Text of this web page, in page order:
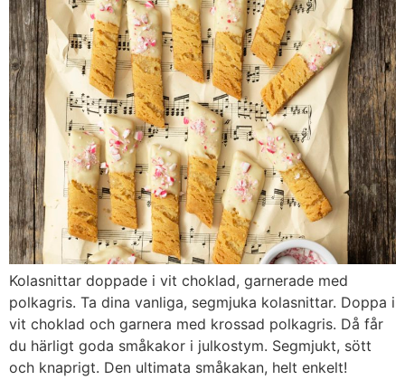
Kolasnittar doppade i vit choklad, garnerade med
polkagris. Ta dina vanliga, segmjuka kolasnittar. Doppa i
vit choklad och garnera med krossad polkagris. Då får
du härligt goda småkakor i julkostym. Segmjukt, sött
och knaprigt. Den ultimata småkakan, helt enkelt!